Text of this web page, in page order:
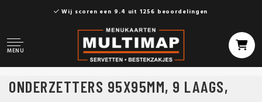
Wij scoren een 9.4 uit 1256 beoordelingen
MENU
ONDERZETTERS 95X95MM, 9 LAAGS,